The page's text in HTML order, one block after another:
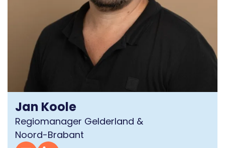
Jan Koole
Regiomanager Gelderland &
Noord-Brabant